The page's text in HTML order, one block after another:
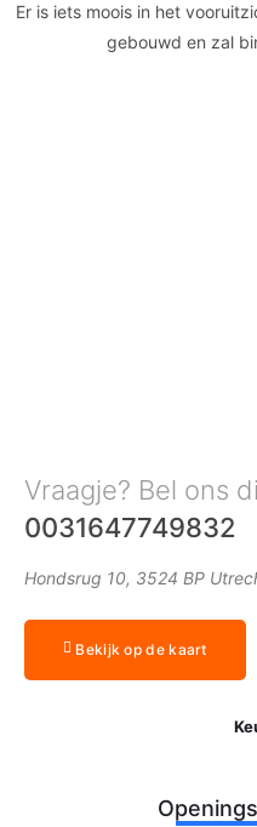
Er is iets moois in het
gebouwd en zal
Vraagje? Bel ons
0031647749832
Hondsrug 10, 3524 BP
Bekijk op de kaart